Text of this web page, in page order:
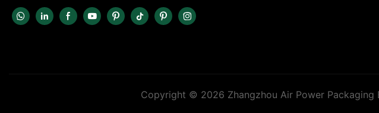
Copyright © 2026 Zhangzhou Air Power Packaging